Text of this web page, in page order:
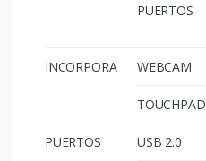
PUERTOS
INCORPORA WEBCAM
TOUCHPAD
PUERTOS USB 2.0